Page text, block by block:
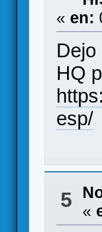
« en:
Dejo
HQ
esp/
5
«